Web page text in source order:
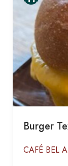
Burger
CAFÉ BEL